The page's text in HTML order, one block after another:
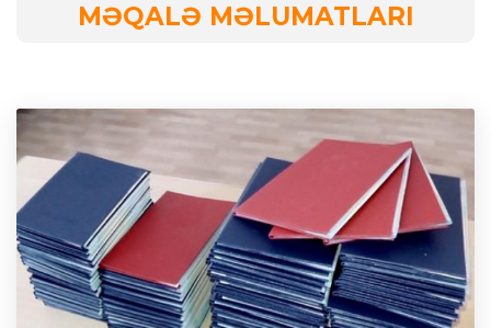
MƏQALƏ MƏLUMATLARI